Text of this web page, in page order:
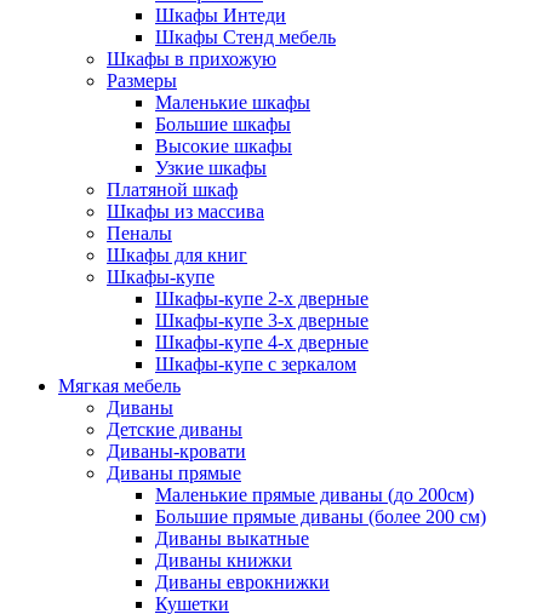
Шкафы Интеди
Шкафы Стенд мебель
Шкафы в прихожую
Размеры
Маленькие шкафы
Большие шкафы
Высокие шкафы
Узкие шкафы
Платяной шкаф
Шкафы из массива
Пеналы
Шкафы для книг
Шкафы-купе
Шкафы-купе 2-х дверные
Шкафы-купе 3-х дверные
Шкафы-купе 4-х дверные
Шкафы-купе с зеркалом
Мягкая мебель
Диваны
Детские диваны
Диваны-кровати
Диваны прямые
Маленькие прямые диваны (до 200см)
Большие прямые диваны (более 200 см)
Диваны выкатные
Диваны книжки
Диваны еврокнижки
Кушетки